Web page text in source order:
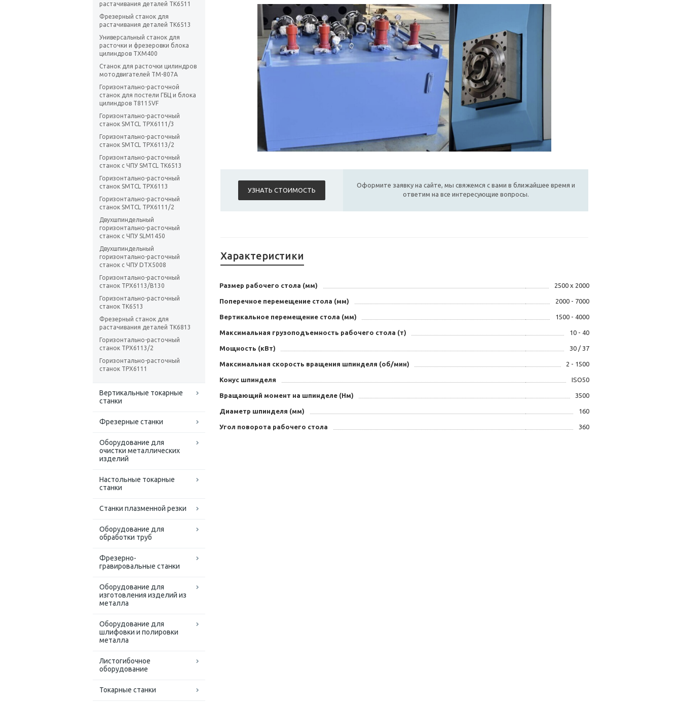
растачивания деталей TK6511
Фрезерный станок для
растачивания деталей TK6513
Универсальный станок для
расточки и фрезеровки блока
цилиндров TXM400
Станок для расточки цилиндров
мотодвигателей TM-807A
Горизонтально-расточной
станок для постели ГБЦ и блока
цилиндров T8115VF
Горизонтально-расточный
станок SMTCL TPX6111/3
Горизонтально-расточный
станок SMTCL TPX6113/2
Горизонтально-расточный
станок с ЧПУ SMTCL TK6513
Горизонтально-расточный
станок SMTCL TPX6113
Горизонтально-расточный
станок SMTCL TPX6111/2
Двухшпиндельный
горизонтально-расточный
станок с ЧПУ SLM1450
Двухшпиндельный
горизонтально-расточный
станок с ЧПУ DTX5008
Горизонтально-расточный
станок TPX6113/B130
Горизонтально-расточный
станок TK6513
Фрезерный станок для
растачивания деталей TK6813
Горизонтально-расточный
станок TPX6113/2
Горизонтально-расточный
станок TPX6111
Вертикальные токарные
станки
Фрезерные станки
Оборудование для
очистки металлических
изделий
Настольные токарные
станки
Станки плазменной резки
Оборудование для
обработки труб
Фрезерно-
гравировальные станки
Оборудование для
изготовления изделий из
металла
Оборудование для
шлифовки и полировки
металла
Листогибочное
оборудование
Токарные станки
УЗНАТЬ СТОИМОСТЬ
Оформите заявку на сайте, мы свяжемся с вами в ближайшее время и
ответим на все интересующие вопросы.
Характеристики
Размер рабочего стола (мм) 2500 х 2000
Поперечное перемещение стола (мм) 2000 - 7000
Вертикальное перемещение стола (мм) 1500 - 4000
Максимальная грузоподъемность рабочего стола (т) 10 - 40
Мощность (кВт) 30 / 37
Максимальная скорость вращения шпинделя (об/мин) 2 - 1500
Конус шпинделя ISO50
Вращающий момент на шпинделе (Нм) 3500
Диаметр шпинделя (мм) 160
Угол поворота рабочего стола 360